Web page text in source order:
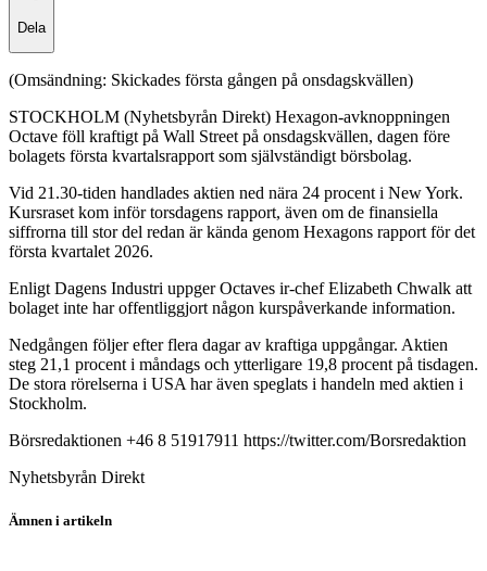
Dela
(Omsändning: Skickades första gången på onsdagskvällen)
STOCKHOLM (Nyhetsbyrån Direkt) Hexagon-avknoppningen
Octave föll kraftigt på Wall Street på onsdagskvällen, dagen före
bolagets första kvartalsrapport som självständigt börsbolag.
Vid 21.30-tiden handlades aktien ned nära 24 procent i New York.
Kursraset kom inför torsdagens rapport, även om de finansiella
siffrorna till stor del redan är kända genom Hexagons rapport för det
första kvartalet 2026.
Enligt Dagens Industri uppger Octaves ir-chef Elizabeth Chwalk att
bolaget inte har offentliggjort någon kurspåverkande information.
Nedgången följer efter flera dagar av kraftiga uppgångar. Aktien
steg 21,1 procent i måndags och ytterligare 19,8 procent på tisdagen.
De stora rörelserna i USA har även speglats i handeln med aktien i
Stockholm.
Börsredaktionen +46 8 51917911 https://twitter.com/Borsredaktion
Nyhetsbyrån Direkt
Ämnen i artikeln